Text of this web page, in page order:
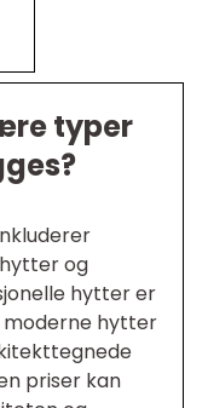
typer
og
hytter er
moderne hytter
priser kan